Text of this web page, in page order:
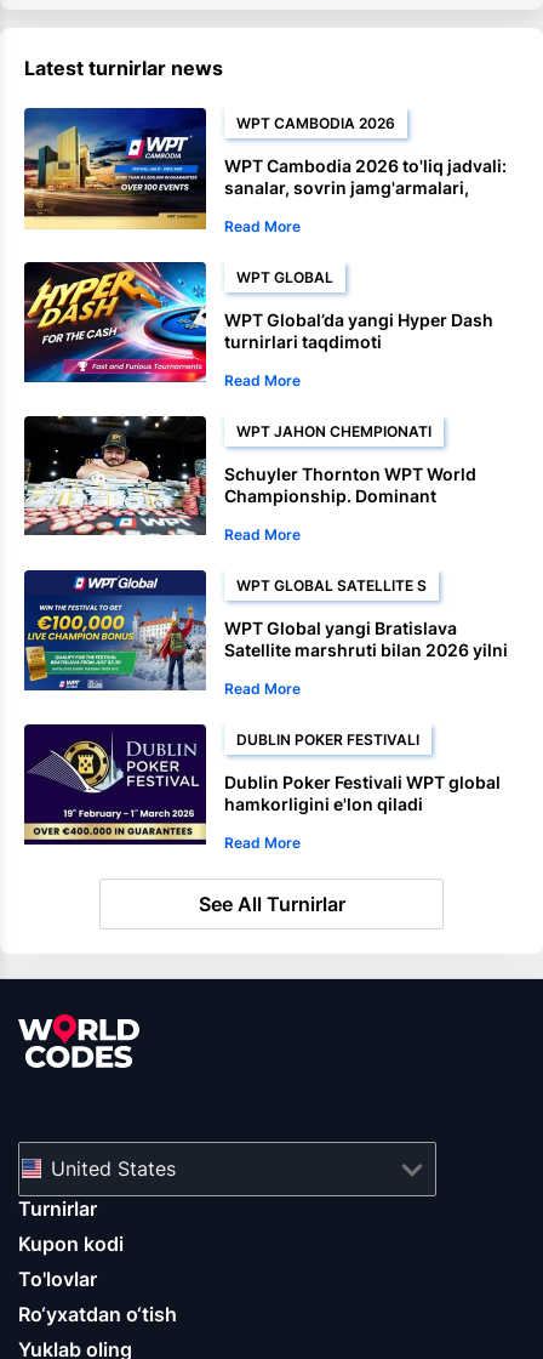
Latest turnirlar news
WPT CAMBODIA 2026
WPT Cambodia 2026 to'liq jadvali:
sanalar, sovrin jamg'armalari,
tadbirlari
Read More
WPT GLOBAL
WPT Global’da yangi Hyper Dash
turnirlari taqdimoti
Read More
WPT JAHON CHEMPIONATI
Schuyler Thornton WPT World
Championship. Dominant
Read More
WPT GLOBAL SATELLITE S
WPT Global yangi Bratislava
Satellite marshruti bilan 2026 yilni
Read More
DUBLIN POKER FESTIVALI
Dublin Poker Festivali WPT global
hamkorligini e'lon qiladi
Read More
See All Turnirlar
United States
Turnirlar
Kupon kodi
To'lovlar
Ro‘yxatdan o‘tish
Yuklab oling